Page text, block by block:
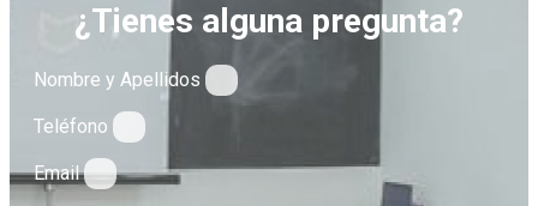
¿Tienes alguna pregunta?
Nombre y Apellidos
Teléfono
Email